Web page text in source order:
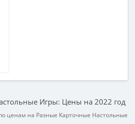
Игры: Цены на 2022 год
ценам на Разные Карточные Настольные